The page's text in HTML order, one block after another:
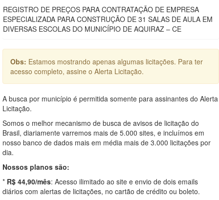
REGISTRO DE PREÇOS PARA CONTRATAÇÃO DE EMPRESA
ESPECIALIZADA PARA CONSTRUÇÃO DE 31 SALAS DE AULA EM
DIVERSAS ESCOLAS DO MUNICÍPIO DE AQUIRAZ – CE
Obs: Estamos mostrando apenas algumas licitações. Para ter
acesso completo, assine o Alerta Licitação.
A busca por município é permitida somente para assinantes do Alerta
Licitação.
Somos o melhor mecanismo de busca de avisos de licitação do
Brasil, diariamente varremos mais de 5.000 sites, e incluímos em
nosso banco de dados mais em média mais de 3.000 licitações por
dia.
Nossos planos são:
* R$ 44,90/mês: Acesso ilimitado ao site e envio de dois emails
diários com alertas de licitações, no cartão de crédito ou boleto.